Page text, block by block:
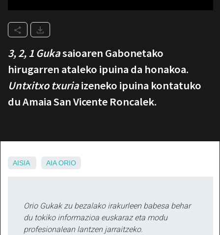
3, 2, 1 Gukasaioaren Gabonetako
hirugarren ataleko ipuina da honakoa.
Untxitxo txuriaizeneko ipuina kontatuko
du Amaia San Vicente Roncalek.
AISIA AIA ORIO
Orio Gukak zu bezalako irakurleen babesa behar
du tokiko informazioa euskaraz eta modu
profesionalean lantzen jarraitzeko.